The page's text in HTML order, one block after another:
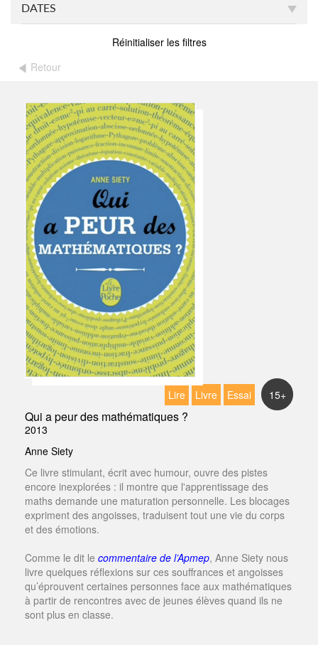
DATES
Réinitialiser les filtres
Retour
Lire Livre Essai 15+
Qui a peur des mathématiques ?
2013
Anne Siety
Ce livre stimulant, écrit avec humour, ouvre des pistes
encore inexplorées : il montre que l'apprentissage des
maths demande une maturation personnelle. Les blocages
expriment des angoisses, traduisent tout une vie du corps
et des émotions.
Comme le dit le commentaire de l’Apmep, Anne Siety nous
livre quelques réflexions sur ces souffrances et angoisses
qu’éprouvent certaines personnes face aux mathématiques
à partir de rencontres avec de jeunes élèves quand ils ne
sont plus en classe.